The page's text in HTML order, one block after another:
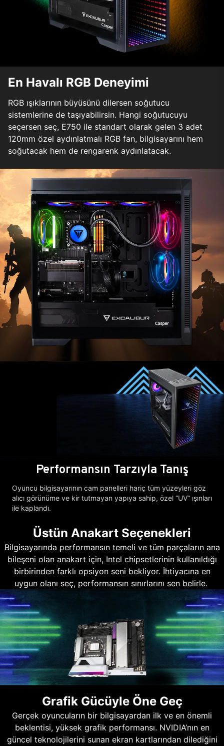
En Havalı RGB Deneyimi
RGB ışıklarının büyüsünü dilersen soğutucu
sistemlerine de taşıyabilirsin. Hangi soğutucuyu
seçersen seç, E750 ile standart olarak gelen 3 adet
120mm özel aydınlatmalı RGB fan, bilgisayarını hem
soğutacak hem de rengarenk aydınlatacak.
Performansın Tarzıyla Tanış
Oyuncu bilgisayarının cam panelleri hariç tüm yüzeyleri göz
alıcı görünüme ve kir tutmayan yapıya sahip, özel “UV” ışınları
ile kaplandı.
Üstün Anakart Seçenekleri
Bilgisayarında performansın temeli ve tüm parçaların ana
bileşeni olan anakart için, Intel chipsetlerinin kullanıldığı
birbirinden farklı opsiyon seni bekliyor. İhtiyacına en
uygun olanı seç, performansın sınırlarını sen belirle.
Grafik Gücüyle Öne Geç
Gerçek oyuncuların bir bilgisayardan ilk ve en önemli
beklentisi, yüksek grafik performansı. NVIDIA’nın en
güncel teknolojilerini sunan ekran kartlarından dilediğini